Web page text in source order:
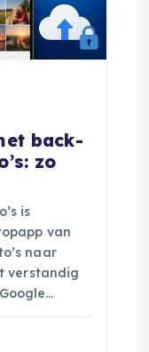
back-
zo
is
van
naar
verstandig